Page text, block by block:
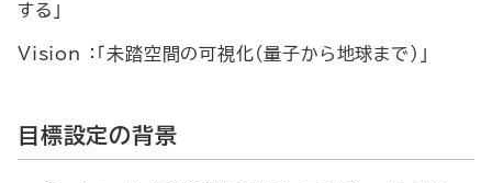
する」
Vision ：「未踏空間の可視化(量子から地球まで)」
目標設定の背景